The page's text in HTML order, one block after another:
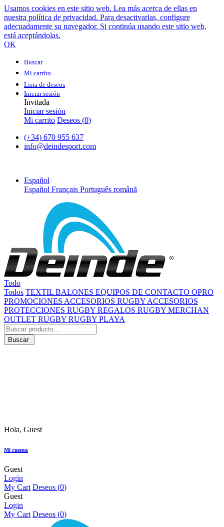
Usamos cookies en este sitio web. Lea más acerca de ellas en
nuestra política de privacidad. Para desactivarlas, configure
adecuadamente su navegador. Si continúa usando este sitio web,
está aceptándolas.
OK
Buscar
Mi carrito
Lista de deseos
Iniciar sesión
Invitada
Iniciar sesión
Mi carrito Deseos (0)
(+34) 670 955 637
info@deindesport.com
Español
Español Français Português română
Todo
Todos TEXTIL BALONES EQUIPOS DE CONTACTO OPRO
PROMOCIONES ACCESORIOS RUGBY ACCESORIOS
PROTECCIONES RUGBY REGALOS RUGBY MERCHAN
OUTLET RUGBY RUGBY PLAYA
Buscar
Hola, Guest
Mi cuenta
Guest
Login
My Cart Deseos (0)
Guest
Login
My Cart Deseos (0)